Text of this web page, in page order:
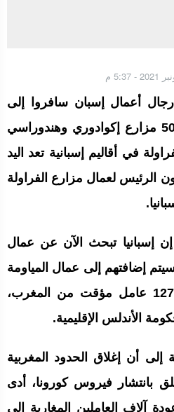
أعمال إسبان سافروا إلى
دول لاتينية بغية توظيف 500 مزارع إكوادوري وهندوراسي
في أقاليم إسبانية تعد اليد
الرئيس لعمال مزارع الفراولة
إسبانيا تبحث الآن عن عمال
إضافتهم إلى عمال المياومة
المغاربة البالغ عددهم 12700 عامل مؤقت من المغرب،
الأندلس الإقليمية.
إلى أن إغلاق الحدود المغربية
بانتشار فيروس كورونا، أدى
آلاف العاملين المغاربة إلى